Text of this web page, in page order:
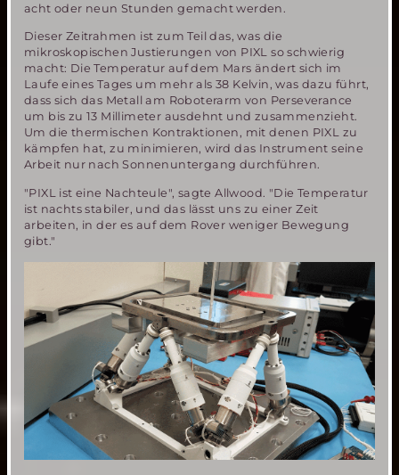
acht oder neun Stunden gemacht werden.
Dieser Zeitrahmen ist zum Teil das, was die
mikroskopischen Justierungen von PIXL so schwierig
macht: Die Temperatur auf dem Mars ändert sich im
Laufe eines Tages um mehr als 38 Kelvin, was dazu führt,
dass sich das Metall am Roboterarm von Perseverance
um bis zu 13 Millimeter ausdehnt und zusammenzieht.
Um die thermischen Kontraktionen, mit denen PIXL zu
kämpfen hat, zu minimieren, wird das Instrument seine
Arbeit nur nach Sonnenuntergang durchführen.
"PIXL ist eine Nachteule", sagte Allwood. "Die Temperatur
ist nachts stabiler, und das lässt uns zu einer Zeit
arbeiten, in der es auf dem Rover weniger Bewegung
gibt."